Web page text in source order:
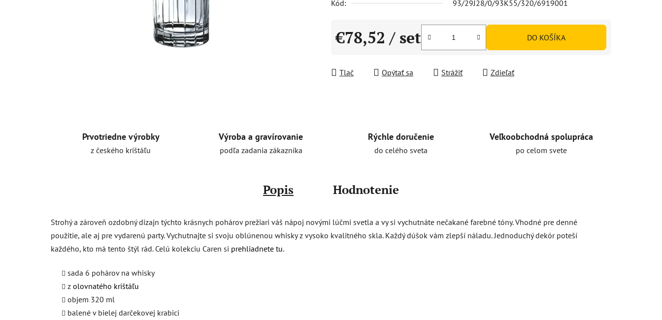
5
Kód:
93/29J28/0/93K55/320/6919001
€78,52 / set DO KOŠÍKA
Tlač Opýtať sa Strážiť Zdieľať
Prvotriedne výrobky
z českého krištáľu
Výroba a gravírovanie
podľa zadania zákazníka
Rýchle doručenie
do celého sveta
Veľkoobchodná spolupráca
po celom svete
Popis Hodnotenie
Strohý a zároveň ozdobný dizajn týchto krásnych pohárov prežiari váš nápoj novými lúčmi svetla a vy si vychutnáte nečakané farebné tóny. Vhodné pre denné
použitie, ale aj pre vydarenú party. Vychutnajte si svoju oblúnenou whisky z vysoko kvalitného skla. Každý dúšok vám zlepší náladu. Jednoduchý dekór poteší
každého, kto má tento štýl rád. Celú kolekciu Caren si prehliadnete tu.
sada 6 pohárov na whisky
z olovnatého krištáľu
objem 320 ml
balené v bielej darčekovej krabici